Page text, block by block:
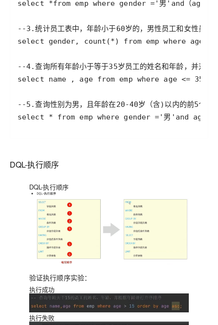
DQL-执行顺序
DQL-执行顺序
验证执行顺序实验：
执行成功
执行失败